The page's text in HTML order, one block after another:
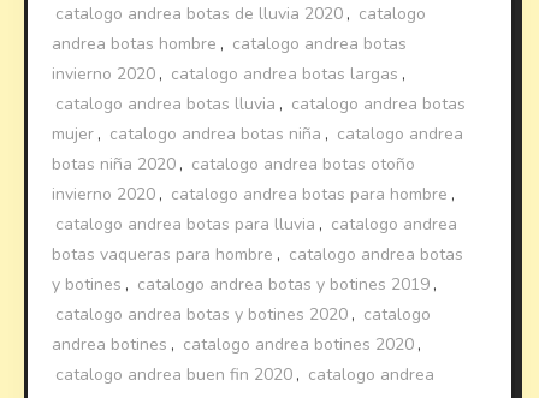
catalogo andrea botas de lluvia 2020 , catalogo
andrea botas hombre , catalogo andrea botas
invierno 2020 , catalogo andrea botas largas ,
catalogo andrea botas lluvia , catalogo andrea botas
mujer , catalogo andrea botas niña , catalogo andrea
botas niña 2020 , catalogo andrea botas otoño
invierno 2020 , catalogo andrea botas para hombre ,
catalogo andrea botas para lluvia , catalogo andrea
botas vaqueras para hombre , catalogo andrea botas
y botines , catalogo andrea botas y botines 2019 ,
catalogo andrea botas y botines 2020 , catalogo
andrea botines , catalogo andrea botines 2020 ,
catalogo andrea buen fin 2020 , catalogo andrea